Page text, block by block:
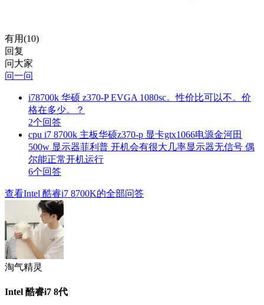
有用(10)
回复
问大家
问一问
i78700k 华硕 z370-P EVGA 1080sc。性价比可以不。价
格在多少。？
2个回答
cpu i7 8700k 主板华硕z370-p 显卡gtx1066电源金河田
500w 显示器菲利普 开机会有很大几率显示器无信号 偶
尔能正常开机运行
6个回答
查看Intel 酷睿i7 8700K的全部问答
淘气精灵
Intel 酷睿i7 8代